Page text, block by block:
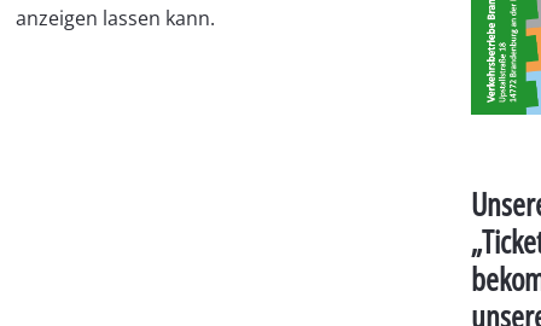
anzeigen lassen kann.